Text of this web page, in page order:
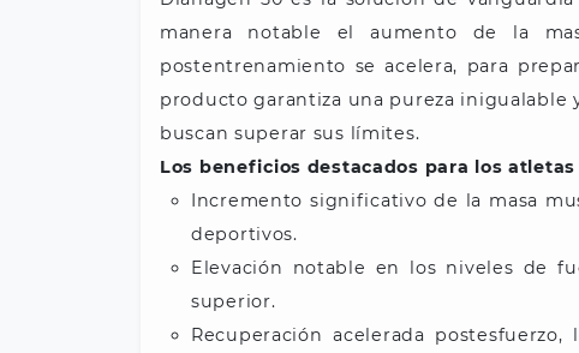
manera notable el aumento de la
postentrenamiento se acelera, para
producto garantiza una pureza inigualable
buscan superar sus límites.
Los beneficios destacados para los atletas
Incremento significativo de la masa
deportivos.
Elevación notable en los niveles de
superior.
Recuperación acelerada